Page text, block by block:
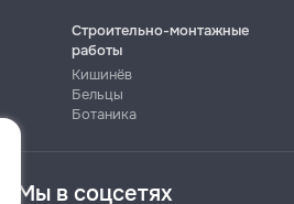
Строительно-монтажные
работы
Кишинёв
Бельцы
Ботаника
Мы в соцсетях